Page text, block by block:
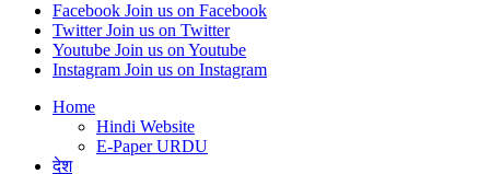
Facebook Join us on Facebook
Twitter Join us on Twitter
Youtube Join us on Youtube
Instagram Join us on Instagram
Home
Hindi Website
E-Paper URDU
देश